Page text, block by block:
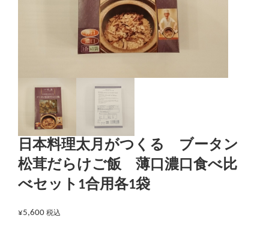
日本料理太月がつくる ブータン
松茸だらけご飯 薄口濃口食べ比
べセット1合用各1袋
¥5,600 税込